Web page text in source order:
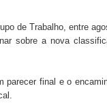
de Trabalho, entre
sobre a nova
final e o